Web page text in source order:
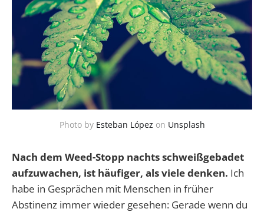
Photo by Esteban López on Unsplash
Nach dem Weed-Stopp nachts schweißgebadet
aufzuwachen, ist häufiger, als viele denken. Ich
habe in Gesprächen mit Menschen in früher
Abstinenz immer wieder gesehen: Gerade wenn du